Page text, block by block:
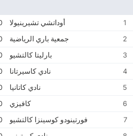
1 أوداتشي تشيرينيولا
2
جمعية باري الرياضية
3
بارليتا كالتشيو
4
نادي كاسيرتانا
5
نادي كاتانيا
6
كافيزي
7
فورتينودو كوسينزا كالتشيو